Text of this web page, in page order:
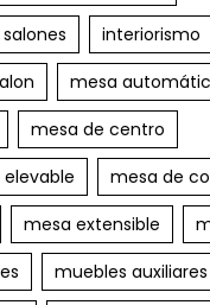
interiorismo
mesa
mesa de centro
mesa de
mesa extensible
muebles auxiliares